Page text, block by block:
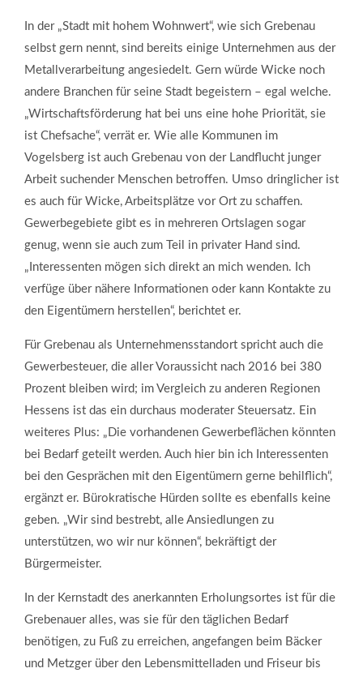
In der „Stadt mit hohem Wohnwert“, wie sich Grebenau
selbst gern nennt, sind bereits einige Unternehmen aus der
Metallverarbeitung angesiedelt. Gern würde Wicke noch
andere Branchen für seine Stadt begeistern – egal welche.
„Wirtschaftsförderung hat bei uns eine hohe Priorität, sie
ist Chefsache“, verrät er. Wie alle Kommunen im
Vogelsberg ist auch Grebenau von der Landflucht junger
Arbeit suchender Menschen betroffen. Umso dringlicher ist
es auch für Wicke, Arbeitsplätze vor Ort zu schaffen.
Gewerbegebiete gibt es in mehreren Ortslagen sogar
genug, wenn sie auch zum Teil in privater Hand sind.
„Interessenten mögen sich direkt an mich wenden. Ich
verfüge über nähere Informationen oder kann Kontakte zu
den Eigentümern herstellen“, berichtet er.
Für Grebenau als Unternehmensstandort spricht auch die
Gewerbesteuer, die aller Voraussicht nach 2016 bei 380
Prozent bleiben wird; im Vergleich zu anderen Regionen
Hessens ist das ein durchaus moderater Steuersatz. Ein
weiteres Plus: „Die vorhandenen Gewerbeflächen könnten
bei Bedarf geteilt werden. Auch hier bin ich Interessenten
bei den Gesprächen mit den Eigentümern gerne behilflich“,
ergänzt er. Bürokratische Hürden sollte es ebenfalls keine
geben. „Wir sind bestrebt, alle Ansiedlungen zu
unterstützen, wo wir nur können“, bekräftigt der
Bürgermeister.
In der Kernstadt des anerkannten Erholungsortes ist für die
Grebenauer alles, was sie für den täglichen Bedarf
benötigen, zu Fuß zu erreichen, angefangen beim Bäcker
und Metzger über den Lebensmittelladen und Friseur bis